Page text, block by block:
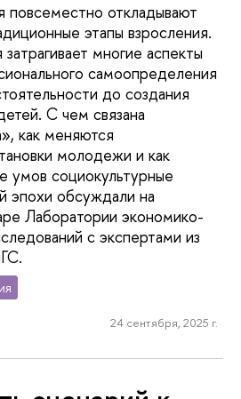
откладывают
этапы взросления.
многие аспекты
самоопределения
до создания
С чем связана
как меняются
молодежи и как
умов социокультурные
эпохи обсуждали на
Лаборатории экономико-
с экспертами из
24 сентября, 2025 г.